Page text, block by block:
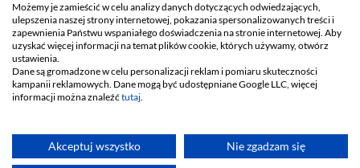
Facebook
Piszemy dla:
Kapitał zakładowy: 5.000.000 PLN
Możemy je zamieścić w celu analizy danych dotyczących odwiedzających,
ulepszenia naszej strony internetowej, pokazania spersonalizowanych treści i
zapewnienia Państwu wspaniałego doświadczenia na stronie internetowej. Aby
uzyskać więcej informacji na temat plików cookie, których używamy, otwórz
ustawienia.
Dane są gromadzone w celu personalizacji reklam i pomiaru skuteczności
kampanii reklamowych. Dane mogą być udostępniane Google LLC, więcej
informacji można znaleźć tutaj.
Akceptuj wszystko Nie zgadzam się